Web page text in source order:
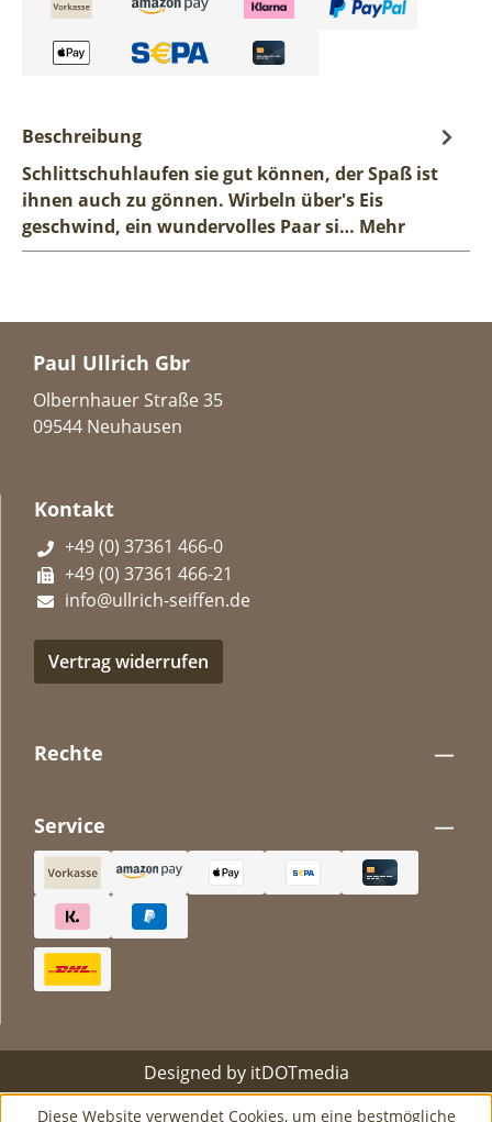
Beschreibung
Schlittschuhlaufen sie gut können, der Spaß ist
ihnen auch zu gönnen. Wirbeln über's Eis
geschwind, ein wundervolles Paar si… Mehr
Paul Ullrich Gbr
Olbernhauer Straße 35
09544 Neuhausen
Kontakt
+49 (0) 37361 466-0
+49 (0) 37361 466-21
info@ullrich-seiffen.de
Vertrag widerrufen
Rechte
Service
Designed by itDOTmedia
Diese Website verwendet Cookies, um eine bestmögliche